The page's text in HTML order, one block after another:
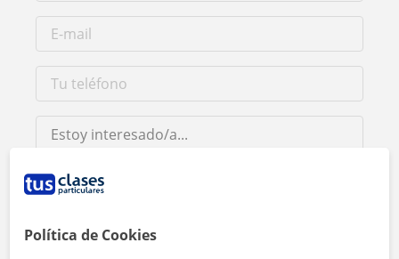
Al hacer clic, aceptas nuestro
Política de Cookies